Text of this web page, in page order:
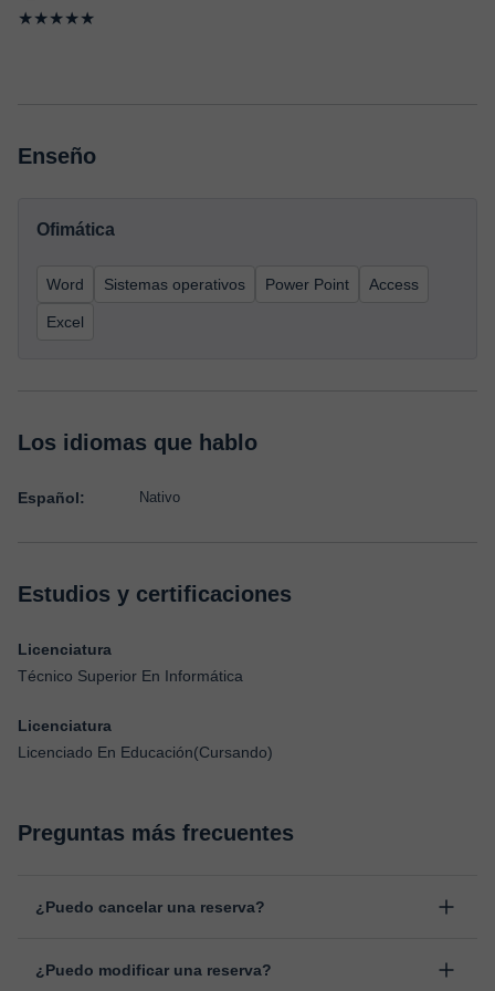
★★★★★
Enseño
Ofimática
Word Sistemas operativos Power Point Access
Excel
Los idiomas que hablo
Español: Nativo
Estudios y certificaciones
Licenciatura
Técnico Superior En Informática
Licenciatura
Licenciado En Educación(Cursando)
Preguntas más frecuentes
¿Puedo cancelar una reserva?
antes de la clase, indicando el motivo de cancelación.
¿Puedo modificar una reserva?